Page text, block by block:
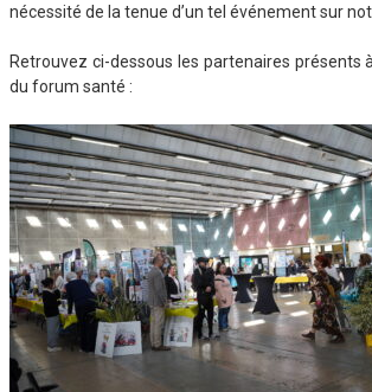
nécessité de la tenue d’un tel événement sur
Retrouvez ci-dessous les partenaires présents
du forum santé :